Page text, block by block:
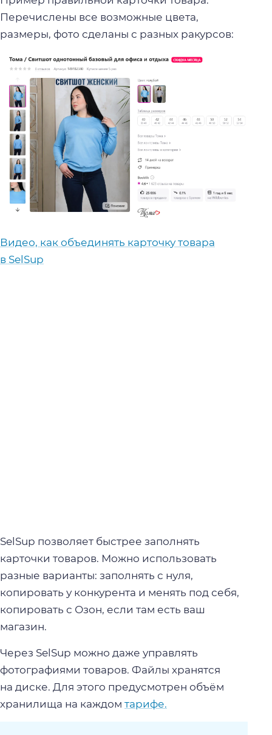
Перечислены все возможные цвета,
размеры, фото сделаны с разных ракурсов:
Видео, как объединять карточку товара
в SelSup
SelSup позволяет быстрее заполнять
карточки товаров. Можно использовать
разные варианты: заполнять с нуля,
копировать у конкурента и менять под себя,
копировать с Озон, если там есть ваш
магазин.
Через SelSup можно даже управлять
фотографиями товаров. Файлы хранятся
на диске. Для этого предусмотрен объём
хранилища на каждом тарифе.